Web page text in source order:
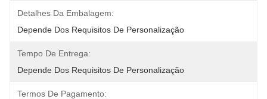
Detalhes Da Embalagem:
Depende Dos Requisitos De Personalização
Tempo De Entrega:
Depende Dos Requisitos De Personalização
Termos De Pagamento: